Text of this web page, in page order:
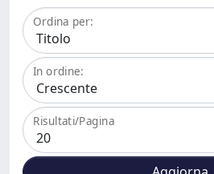
Ordina per:
In ordine:
Risultati/Pagina